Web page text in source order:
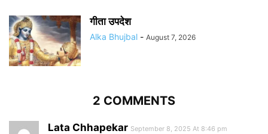
गीता उपदेश
Alka Bhujbal - August 7, 2026
2 COMMENTS
Lata Chhapekar September 8, 2025 At 8:46 pm